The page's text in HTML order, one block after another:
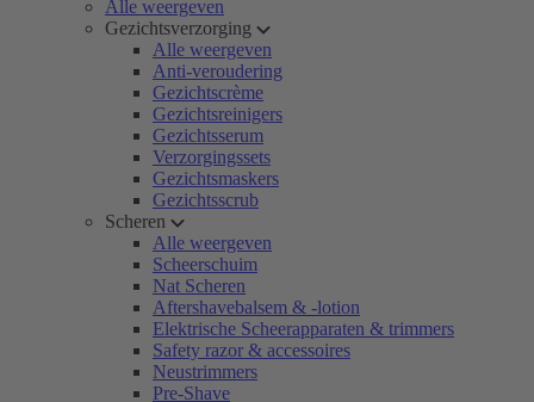
Alle weergeven
Gezichtsverzorging
Alle weergeven
Anti-veroudering
Gezichtscrème
Gezichtsreinigers
Gezichtsserum
Verzorgingssets
Gezichtsmaskers
Gezichtsscrub
Scheren
Alle weergeven
Scheerschuim
Nat Scheren
Aftershavebalsem & -lotion
Elektrische Scheerapparaten & trimmers
Safety razor & accessoires
Neustrimmers
Pre-Shave